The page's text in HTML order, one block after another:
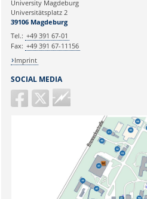
Ihr Anliegen:
SOCIAL MEDIA
Guericke
FM
University Magdeburg
Universitätsplatz 2
39106 Magdeburg
Tel.: +49 391 67-01
Fax: +49 391 67-11156
Imprint